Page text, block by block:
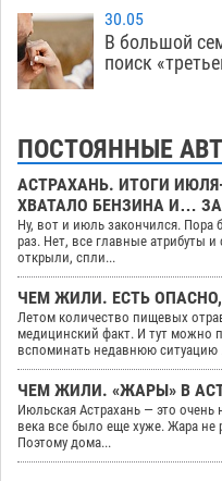
30.05
В большой
поиск
ПОСТОЯННЫЕ
АСТРАХАНЬ. ИТОГИ
ХВАТАЛО БЕНЗИНА И…
Ну, вот и июль закончился.
раз. Нет, все главные атрибуты
открыли, спли...
ЧЕМ ЖИЛИ. ЕСТЬ
Летом количество пищевых
медицинский факт. И тут можно
вспоминать недавнюю ситуацию
ЧЕМ ЖИЛИ. «ЖАРЫ» В
Июльская Астрахань — это
века все было еще хуже. Жара не
Поэтому дома...